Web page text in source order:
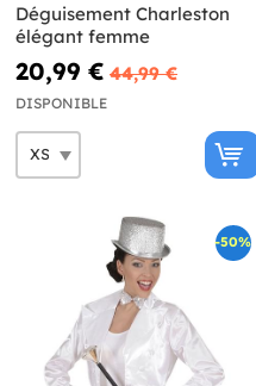
Déguisement Charleston
élégant femme
20,99 € 44,99 €
DISPONIBLE
-50%